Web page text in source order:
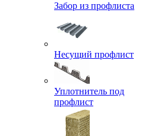
Забор из профлиста
Несущий профлист
Уплотнитель под
профлист